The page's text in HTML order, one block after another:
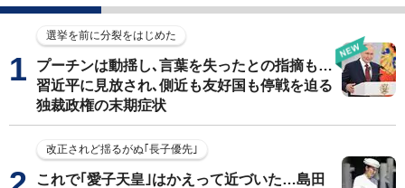
選挙を前に分裂をはじめた
プーチンは動揺し､言葉を失ったとの指摘も…
習近平に見放され､側近も友好国も停戦を迫る
独裁政権の末期症状
改正されど揺るがぬ｢長子優先｣
これで｢愛子天皇｣はかえって近づいた…島田